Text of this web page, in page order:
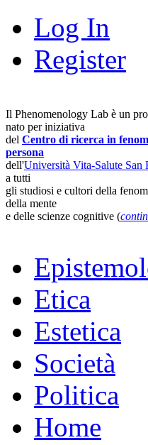
Log In
Register
Il Phenomenology Lab è un
nato per iniziativa
del Centro di ricerca in
persona
dell'Università Vita-Salute San
a tutti
gli studiosi e cultori della
della mente
e delle scienze cognitive (
Etica
Estetica
Società
Politica
Home